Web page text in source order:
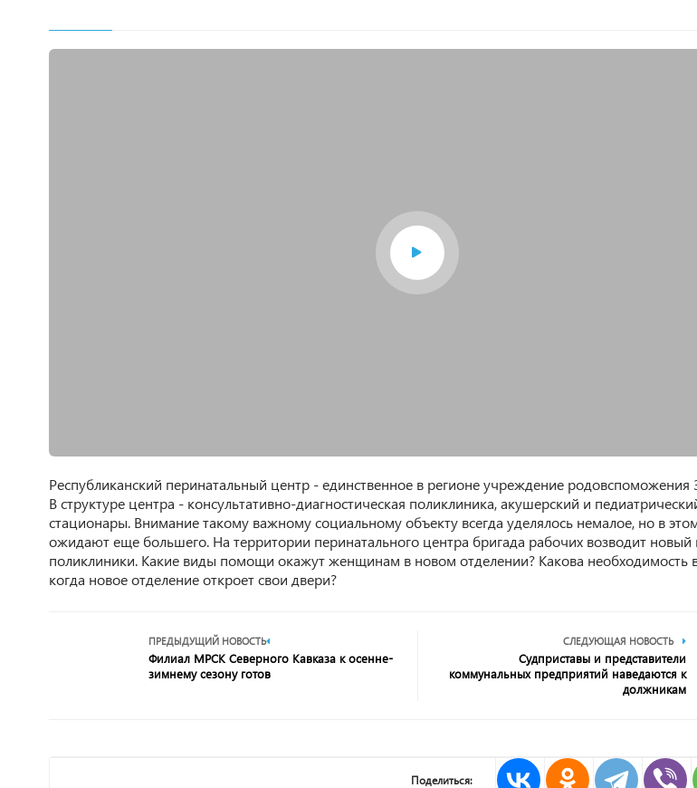
Республиканский перинатальный центр - единственное в регионе учреждение родовспоможения
В структуре центра - консультативно-диагностическая поликлиника, акушерский и
стационары. Внимание такому важному социальному объекту всегда уделялось немалое, но в
ожидают еще большего. На территории перинатального центра бригада рабочих возводит новый
поликлиники. Какие виды помощи окажут женщинам в новом отделении? Какова необходимость
когда новое отделение откроет свои двери?
ПРЕДЫДУЩИЙ НОВОСТЬ
Филиал МРСК Северного Кавказа к осенне-
зимнему сезону готов
СЛЕДУЮЩАЯ НОВОСТЬ
Судприставы и представители
коммунальных предприятий наведаются к
должникам
Поделиться: